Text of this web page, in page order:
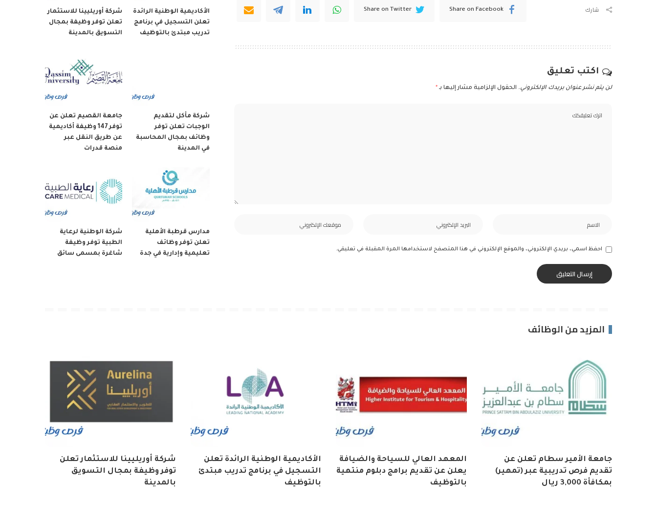
شارك Share on Facebook
Share on Twitter
اكتب تعليق
لن يتم نشر عنوان بريدك الإلكتروني. الحقول الإلزامية مشار إليها بـ *
احفظ اسمي، بريدي الإلكتروني، والموقع الإلكتروني في هذا المتصفح لاستخدامها المرة المقبلة في تعليقي.
الأكاديمية الوطنية الرائدة
تعلن التسجيل في برنامج
تدريب مبتدئ بالتوظيف
شركة أوريليينا للاستثمار
تعلن توفر وظيفة بمجال
التسويق بالمدينة
شركة مأكل لتقديم
الوجبات تعلن توفر
وظائف بمجال المحاسبة
في المدينة
جامعة القصيم تعلن عن
توفر 147 وظيفة أكاديمية
عن طريق النقل عبر
منصة قدرات
مدارس قرطبة الأهلية
تعلن توفر وظائف
تعليمية وإدارية في جدة
شركة الوطنية لرعاية
الطبية توفر وظيفة
شاغرة بمسمى سائق
المزيد من الوظائف
جامعة الأمير سطام تعلن عن
تقديم فرص تدريبية عبر (تمهير)
بمكافأة 3,000 ريال
المعهد العالي للسياحة والضيافة
يعلن عن تقديم برامج دبلوم منتهية
بالتوظيف
الأكاديمية الوطنية الرائدة تعلن
التسجيل في برنامج تدريب مبتدئ
بالتوظيف
شركة أوريليينا للاستثمار تعلن
توفر وظيفة بمجال التسويق
بالمدينة